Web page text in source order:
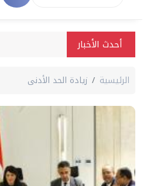
أحدث الأخبار
الرئيسية زيادة الحد الأدنى